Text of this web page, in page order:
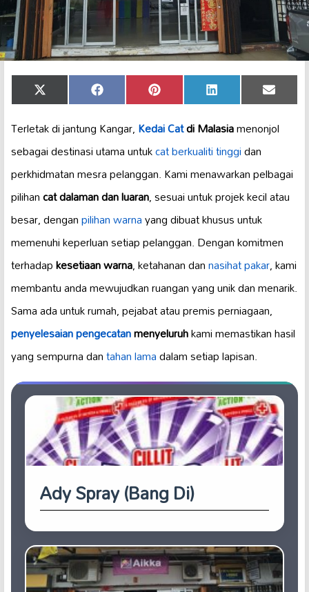
Share
on
X
(Twitter)
Share
on
Facebook Share
on
Pinterest Share
on
LinkedIn Share
on
Email
Terletak di jantung Kangar,Kedai Catdi Malasiamenonjol
sebagai destinasi utama untukcat berkualiti tinggidan
perkhidmatan mesra pelanggan. Kami menawarkan pelbagai
pilihancat dalaman dan luaran, sesuai untuk projek kecil atau
besar, denganpilihan warnayang dibuat khusus untuk
memenuhi keperluan setiap pelanggan. Dengan komitmen
terhadapkesetiaan warna, ketahanan dannasihat pakar, kami
membantu anda mewujudkan ruangan yang unik dan menarik.
Sama ada untuk rumah, pejabat atau premis perniagaan,
penyelesaian pengecatanmenyeluruhkami memastikan hasil
yang sempurna dantahan lamadalam setiap lapisan.
Ady Spray (Bang Di)